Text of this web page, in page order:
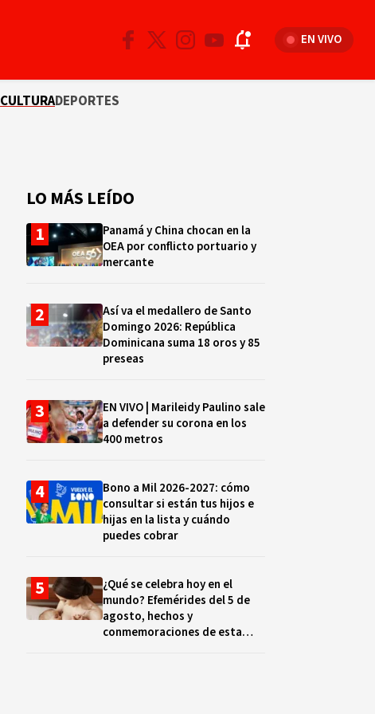
EN VIVO
CULTURADEPORTES
LO MÁS LEÍDO
Panamá y China chocan en la
OEA por conflicto portuario y
mercante
Así va el medallero de Santo
Domingo 2026: República
Dominicana suma 18 oros y 85
preseas
EN VIVO | Marileidy Paulino sale
a defender su corona en los
400 metros
Bono a Mil 2026-2027: cómo
consultar si están tus hijos e
hijas en la lista y cuándo
puedes cobrar
¿Qué se celebra hoy en el
mundo? Efemérides del 5 de
agosto, hechos y
conmemoraciones de esta